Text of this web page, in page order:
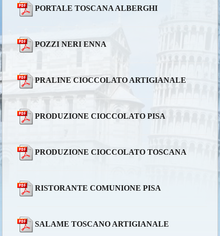
PORTALE TOSCANA ALBERGHI
POZZI NERI ENNA
PRALINE CIOCCOLATO ARTIGIANALE
PRODUZIONE CIOCCOLATO PISA
PRODUZIONE CIOCCOLATO TOSCANA
RISTORANTE COMUNIONE PISA
SALAME TOSCANO ARTIGIANALE